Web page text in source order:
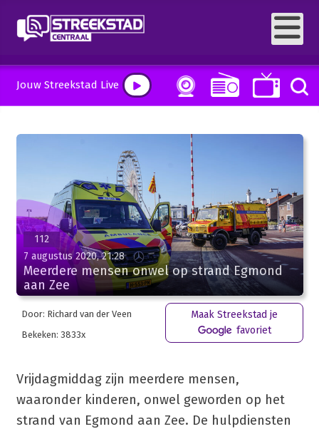
Jouw Streekstad Live
112
7 augustus 2020, 21:28
Meerdere mensen onwel op strand Egmond
aan Zee
Door: Richard van der Veen
Bekeken: 3833x
Maak Streekstad je
favoriet
Vrijdagmiddag zijn meerdere mensen,
waaronder kinderen, onwel geworden op het
strand van Egmond aan Zee. De hulpdiensten